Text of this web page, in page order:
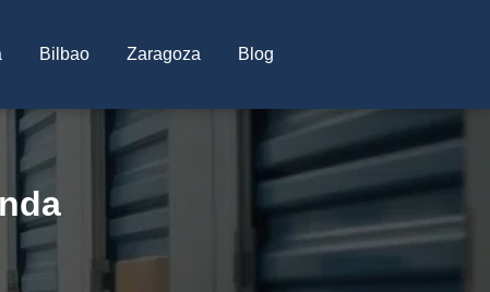
Bilbao Zaragoza Blog